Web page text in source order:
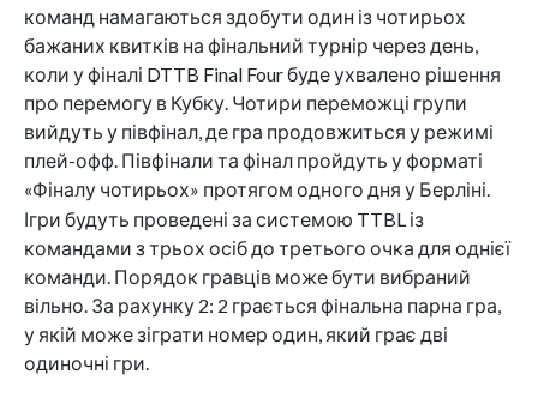
команд намагаються здобути один із чотирьох
бажаних квитків на фінальний турнір через день,
коли у фіналі DTTB Final Four буде ухвалено рішення
про перемогу в Кубку. Чотири переможці групи
вийдуть у півфінал, де гра продовжиться у режимі
плей-офф. Півфінали та фінал пройдуть у форматі
«Фіналу чотирьох» протягом одного дня у Берліні.
Ігри будуть проведені за системою TTBL із
командами з трьох осіб до третього очка для однієї
команди. Порядок гравців може бути вибраний
вільно. За рахунку 2: 2 грається фінальна парна гра,
у якій може зіграти номер один, який грає дві
одиночні гри.